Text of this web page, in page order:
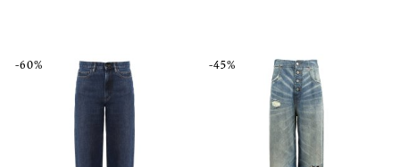
-60% -45%